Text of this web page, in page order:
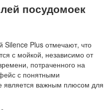
посудомоек
Silence Plus отмечают, что
с мойкой, независимо от
потраченного на
с понятными
является важным плюсом для